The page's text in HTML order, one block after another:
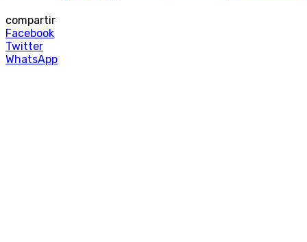
compartir
Facebook
Twitter
WhatsApp